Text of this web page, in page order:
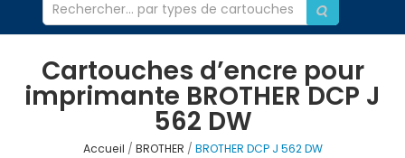
Cartouches d’encre pour
imprimante BROTHER DCP J
562 DW
Accueil BROTHER BROTHER DCP J 562 DW